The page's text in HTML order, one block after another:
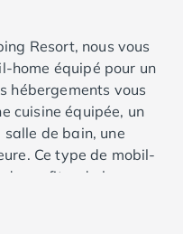
Resort, nous vous
home équipé pour un
hébergements vous
cuisine équipée, un
salle de bain, une
Ce type de mobil-
profiter de la